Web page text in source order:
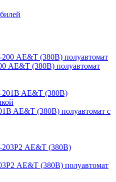
AE&T (380В) полуавтомат
AE&T (380В) полуавтомат с
AE&T (380В) полуавтомат